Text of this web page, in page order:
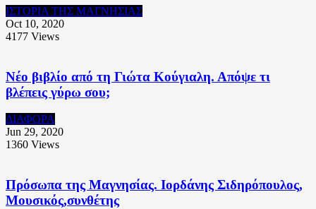
ΙΣΤΟΡΙΑ ΤΗΣ ΜΑΓΝΗΣΙΑΣ
Oct 10, 2020
4177 Views
Νέο βιβλίο από τη Γιώτα Κούγιαλη. Απόψε τι
βλέπεις γύρω σου;
ΔΙΑΦΟΡΑ
Jun 29, 2020
1360 Views
Πρόσωπα της Μαγνησίας. Ιορδάνης Σιδηρόπουλος,
Μουσικός,συνθέτης